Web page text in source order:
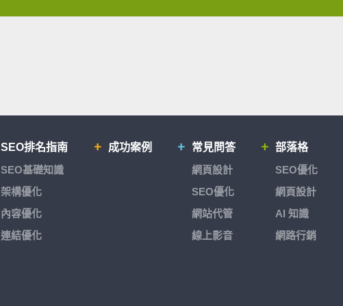
SEO排名指南
SEO基礎知識
架構優化
內容優化
連結優化
成功案例
常見問答
網頁設計
SEO優化
網站代管
線上影音
部落格
SEO優化
網頁設計
AI 知識
網路行銷